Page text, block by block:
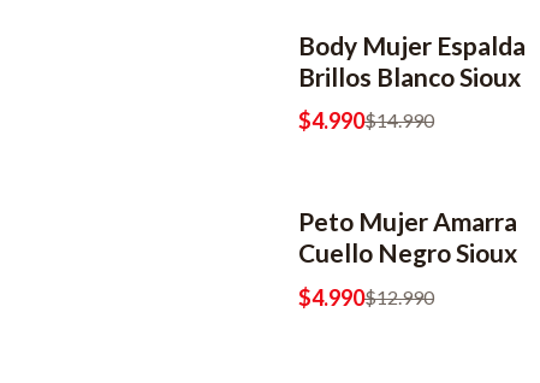
-67% OFF
2x6990
Body Mujer Espalda
Brillos Blanco Sioux
$4.990$14.990
-62% OFF
2x6990
Peto Mujer Amarra
Cuello Negro Sioux
$4.990$12.990